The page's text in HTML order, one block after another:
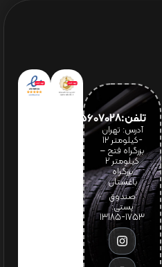
تلفن:65607028(021)
آدرس: تهران
-کیلومتر 12
بزرگراه فتح –
کیلومتر ۲
بزرگراه
باغستان
صندوق
پستی:
1753-13185